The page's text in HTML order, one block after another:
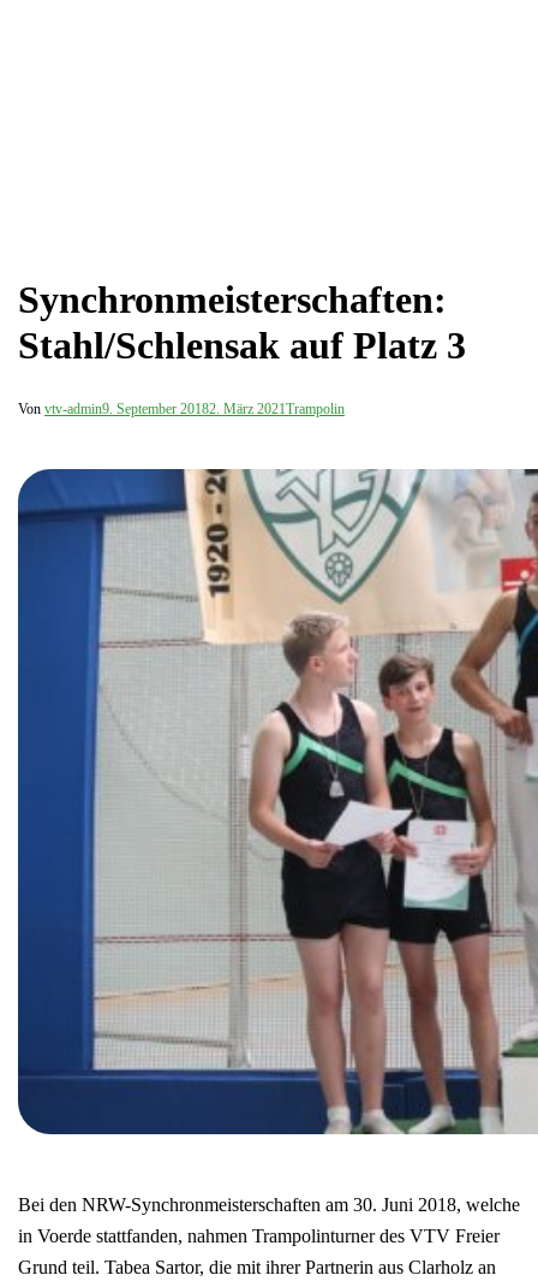
Synchronmeisterschaften:
Stahl/Schlensak auf Platz 3
Von vtv-admin9. September 20182. März 2021Trampolin
Bei den NRW-Synchronmeisterschaften am 30. Juni 2018, welche
in Voerde stattfanden, nahmen Trampolinturner des VTV Freier
Grund teil. Tabea Sartor, die mit ihrer Partnerin aus Clarholz an